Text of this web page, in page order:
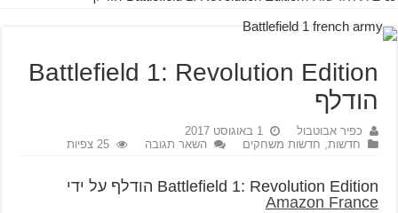
Battlefield 1: Revolution Edition
הודלף
כפיר אבוטבול
1 באוגוסט 2017
חדשות, חדשות משחקים השאר תגובה 25 צפיות
Battlefield 1: Revolution Edition הודלף על ידי
Amazon France